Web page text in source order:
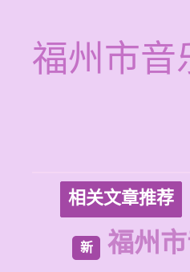
福州市音
相关文章推荐
新 福州